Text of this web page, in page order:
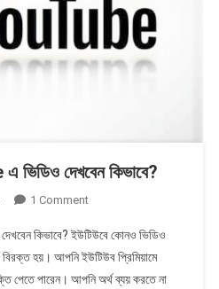
ভিডিও দেখবেন কিভাবে?
1 CommentOn
ছাড়া
YouTube
এ
কিভাবে? ইউটিউবে কোনও ভিডিও
বিরক্ত হয়। আপনি ইউটিউব প্রিমিয়ামে
পেতে পারেন। আপনি অর্থ ব্যয় করতে না